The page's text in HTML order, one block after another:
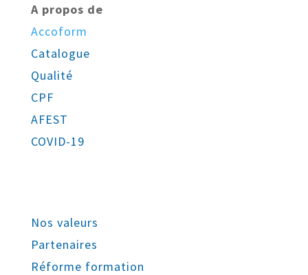
A propos de
Accoform
Catalogue
Qualité
CPF
AFEST
COVID-19
Nos valeurs
Partenaires
Réforme formation